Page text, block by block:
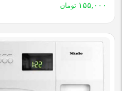
۱۵۵,۰۰۰ تومان